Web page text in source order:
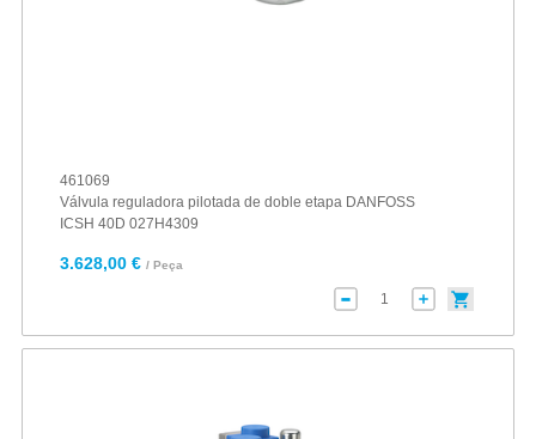
461069
Válvula reguladora pilotada de doble etapa DANFOSS
ICSH 40D 027H4309
3.628,00 € / Peça